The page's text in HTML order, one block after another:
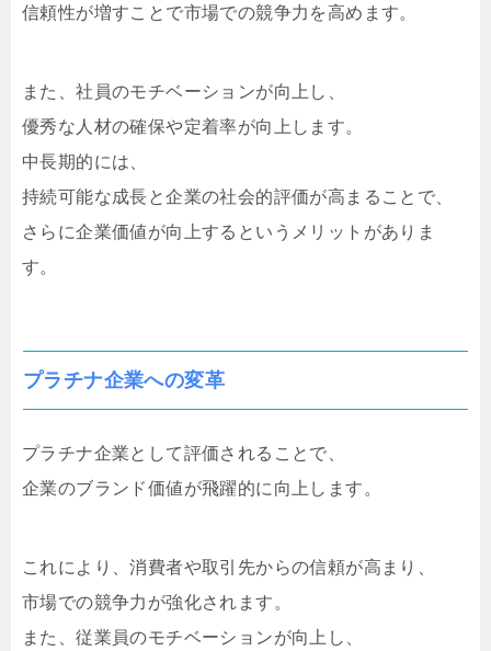
信頼性が増すことで市場での競争力を高めます。
また、社員のモチベーションが向上し、
優秀な人材の確保や定着率が向上します。
中長期的には、
持続可能な成長と企業の社会的評価が高まることで、
さらに企業価値が向上するというメリットがありま
す。
プラチナ企業への変革
プラチナ企業として評価されることで、
企業のブランド価値が飛躍的に向上します。
これにより、消費者や取引先からの信頼が高まり、
市場での競争力が強化されます。
また、従業員のモチベーションが向上し、